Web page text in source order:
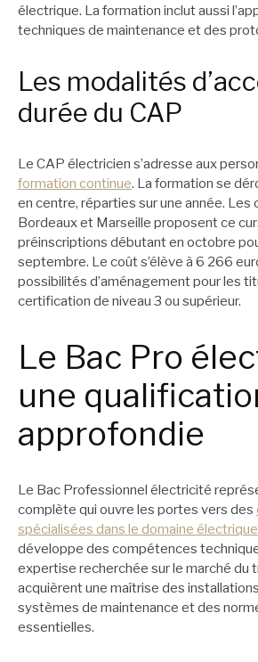
électrique. La formation inclut aussi
techniques de maintenance et des
Les modalités
durée du CAP
Le CAP électricien s’adresse aux
formation continue. La formation se
en centre, réparties sur une année. Les
Bordeaux et Marseille proposent ce
préinscriptions débutant en octobre
septembre. Le coût s’élève à 6 266
possibilités d’aménagement pour les
certification de niveau 3 ou supérieur.
Le Bac Pro
une
approfondie
Le Bac Professionnel électricité
complète qui ouvre les portes vers des
spécialisées dans le domaine électrique
développe des compétences
expertise recherchée sur le marché du
acquièrent une maîtrise des
systèmes de maintenance et des
essentielles.